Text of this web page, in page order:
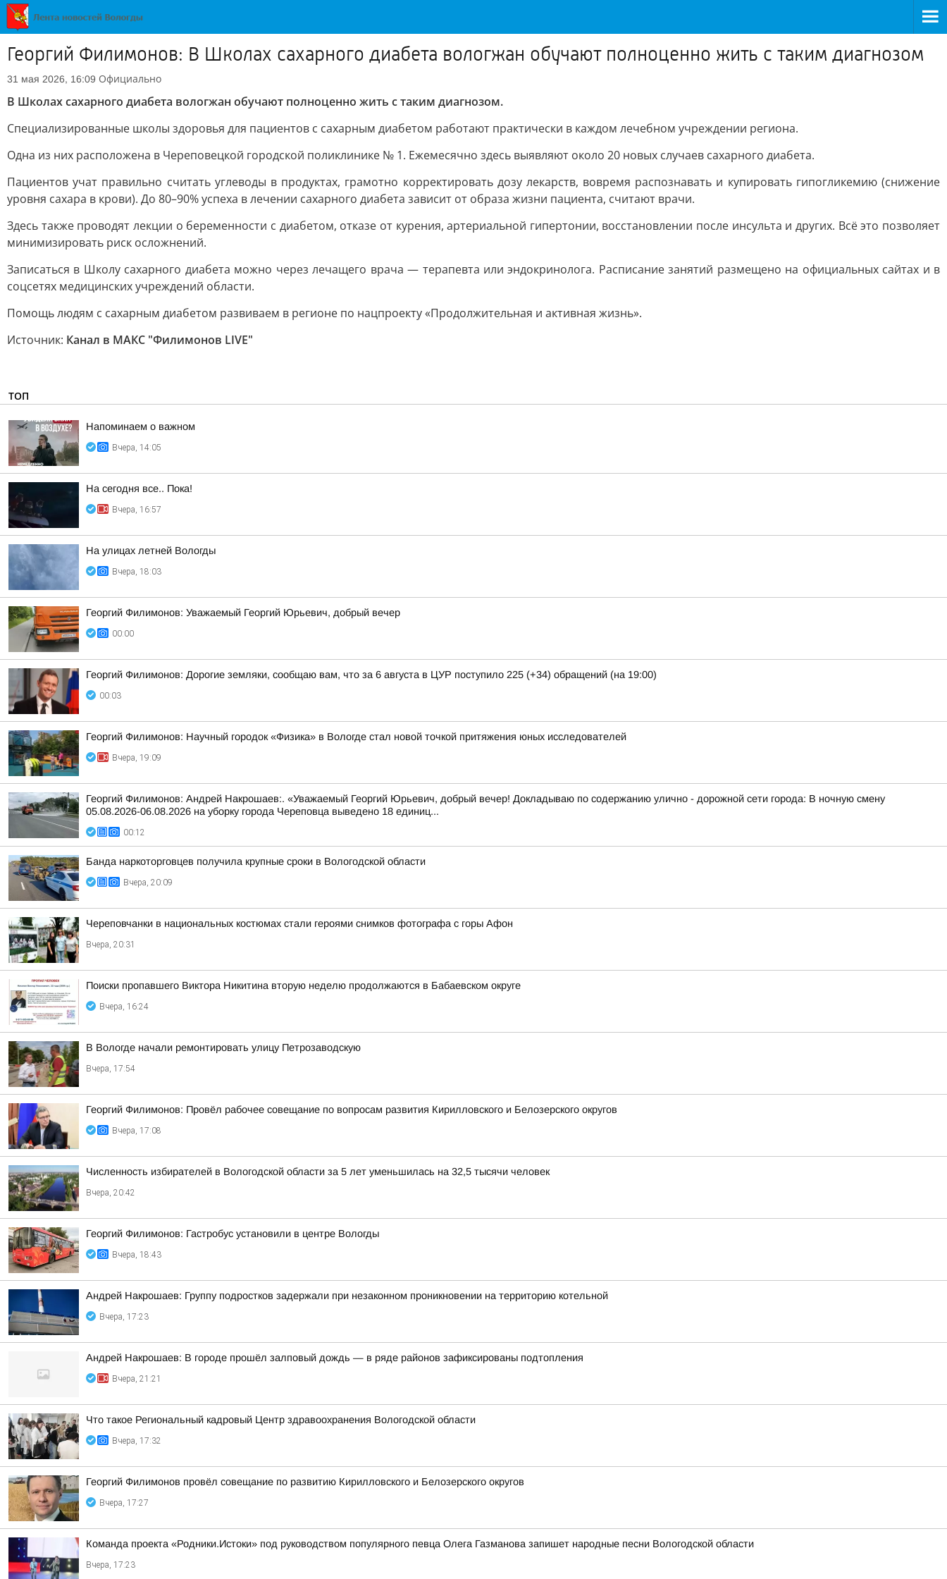
Георгий Филимонов: В Школах сахарного диабета вологжан обучают полноценно жить с таким диагнозом
31 мая 2026, 16:09 Официально
В Школах сахарного диабета вологжан обучают полноценно жить с таким диагнозом.
Специализированные школы здоровья для пациентов с сахарным диабетом работают практически в каждом лечебном учреждении региона.
Одна из них расположена в Череповецкой городской поликлинике № 1. Ежемесячно здесь выявляют около 20 новых случаев сахарного диабета.
Пациентов учат правильно считать углеводы в продуктах, грамотно корректировать дозу лекарств, вовремя распознавать и купировать гипогликемию (снижение
уровня сахара в крови). До 80–90% успеха в лечении сахарного диабета зависит от образа жизни пациента, считают врачи.
Здесь также проводят лекции о беременности с диабетом, отказе от курения, артериальной гипертонии, восстановлении после инсульта и других. Всё это позволяет
минимизировать риск осложнений.
Записаться в Школу сахарного диабета можно через лечащего врача — терапевта или эндокринолога. Расписание занятий размещено на официальных сайтах и в
соцсетях медицинских учреждений области.
Помощь людям с сахарным диабетом развиваем в регионе по нацпроекту «Продолжительная и активная жизнь».
Источник: Канал в МАКС "Филимонов LIVE"
ТОП
Напоминаем о важном
Вчера, 14:05
На сегодня все.. Пока!
Вчера, 16:57
На улицах летней Вологды
Вчера, 18:03
Георгий Филимонов: Уважаемый Георгий Юрьевич, добрый вечер
00:00
Георгий Филимонов: Дорогие земляки, сообщаю вам, что за 6 августа в ЦУР поступило 225 (+34) обращений (на 19:00)
00:03
Георгий Филимонов: Научный городок «Физика» в Вологде стал новой точкой притяжения юных исследователей
Вчера, 19:09
Георгий Филимонов: Андрей Накрошаев:. «Уважаемый Георгий Юрьевич, добрый вечер! Докладываю по содержанию улично - дорожной сети города: В ночную смену
05.08.2026-06.08.2026 на уборку города Череповца выведено 18 единиц...
00:12
Банда наркоторговцев получила крупные сроки в Вологодской области
Вчера, 20:09
Череповчанки в национальных костюмах стали героями снимков фотографа с горы Афон
Вчера, 20:31
Поиски пропавшего Виктора Никитина вторую неделю продолжаются в Бабаевском округе
Вчера, 16:24
В Вологде начали ремонтировать улицу Петрозаводскую
Вчера, 17:54
Георгий Филимонов: Провёл рабочее совещание по вопросам развития Кирилловского и Белозерского округов
Вчера, 17:08
Численность избирателей в Вологодской области за 5 лет уменьшилась на 32,5 тысячи человек
Вчера, 20:42
Георгий Филимонов: Гастробус установили в центре Вологды
Вчера, 18:43
Андрей Накрошаев: Группу подростков задержали при незаконном проникновении на территорию котельной
Вчера, 17:23
Андрей Накрошаев: В городе прошёл залповый дождь — в ряде районов зафиксированы подтопления
Вчера, 21:21
Что такое Региональный кадровый Центр здравоохранения Вологодской области
Вчера, 17:32
Георгий Филимонов провёл совещание по развитию Кирилловского и Белозерского округов
Вчера, 17:27
Команда проекта «Родники.Истоки» под руководством популярного певца Олега Газманова запишет народные песни Вологодской области
Вчера, 17:23